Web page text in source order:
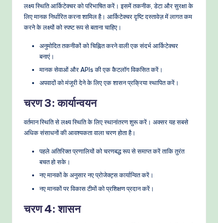
लक्ष्य स्थिति आर्किटेक्चर को परिभाषित करें। इसमें तकनीक, डेटा और सुरक्षा के
लिए मानक निर्धारित करना शामिल है। आर्किटेक्चर दृष्टि दस्तावेज़ में लागत कम
करने के लक्ष्यों को स्पष्ट रूप से बताना चाहिए।
अनुमोदित तकनीकों को चिह्नित करने वाली एक संदर्भ आर्किटेक्चर
बनाएं।
मानक सेवाओं और APIs की एक कैटलॉग विकसित करें।
अपवादों को मंजूरी देने के लिए एक शासन प्रक्रिया स्थापित करें।
चरण 3: कार्यान्वयन
वर्तमान स्थिति से लक्ष्य स्थिति के लिए स्थानांतरण शुरू करें। अक्सर यह सबसे
अधिक संसाधनों की आवश्यकता वाला चरण होता है।
पहले अतिरिक्त प्रणालियों को चरणबद्ध रूप से समाप्त करें ताकि तुरंत
बचत हो सके।
नए मानकों के अनुसार नए प्रोजेक्ट्स कार्यान्वित करें।
नए मानकों पर विकास टीमों को प्रशिक्षण प्रदान करें।
चरण 4: शासन